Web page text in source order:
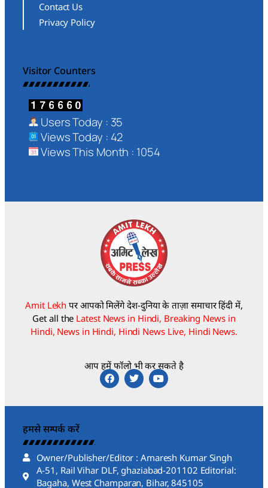
Contact Us
Privacy Policy
Visitor Counters
Users Today : 35
Views Today : 42
Views This Month : 1054
Amit Lekh पर आपको मिलेंगे देश-दुनिया के ताज़ा समाचार हिंदी में,
Get all the Latest News in Hindi, Breaking News in
Hindi, News in Hindi, Hindi News Live, Hindi News.
आप हमें फॉलो भी कर सकते है
हमसे सम्पर्क करें
Owner/Publisher/Editor : Amaresh Kumar Singh
A-51, Rail Vihar DLF, ghaziabad-201102 Editorial:
Bagaha, West Champaran, Bihar, 845105